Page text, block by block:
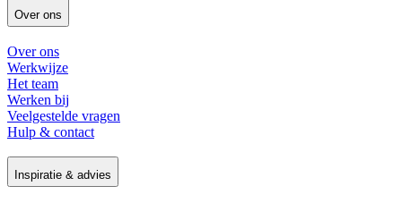
Over ons
Over ons
Werkwijze
Het team
Werken bij
Veelgestelde vragen
Hulp & contact
Inspiratie & advies